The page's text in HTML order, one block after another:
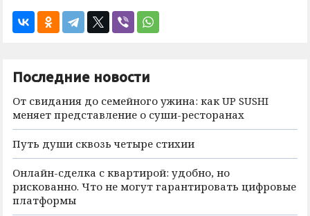
Последние новости
От свидания до семейного ужина: как UP SUSHI
меняет представление о суши-ресторанах
Путь души сквозь четыре стихии
Онлайн-сделка с квартирой: удобно, но
рискованно. Что не могут гарантировать цифровые
платформы